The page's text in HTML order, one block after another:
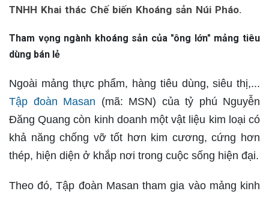
TNHH Khai thác Chế biến Khoáng sản Núi Pháo.
Tham vọng ngành khoáng sản của "ông lớn" mảng tiêu
dùng bán lẻ
Ngoài mảng thực phẩm, hàng tiêu dùng, siêu thị,...
Tập đoàn Masan (mã: MSN) của tỷ phú Nguyễn
Đăng Quang còn kinh doanh một vật liệu kim loại có
khả năng chống vỡ tốt hơn kim cương, cứng hơn
thép, hiện diện ở khắp nơi trong cuộc sống hiện đại.
Theo đó, Tập đoàn Masan tham gia vào mảng kinh